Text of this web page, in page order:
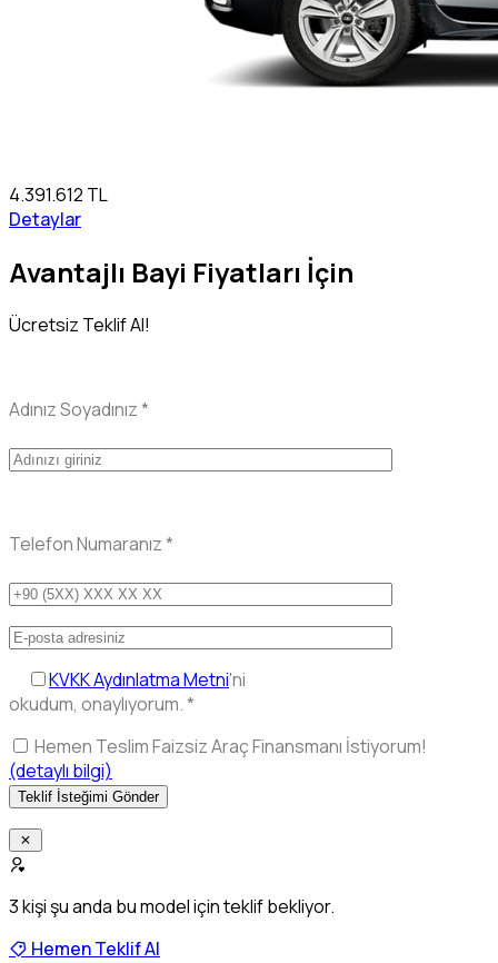
4.391.612 TL
Detaylar
Avantajlı Bayi Fiyatları İçin
Ücretsiz Teklif Al!
Adınız Soyadınız*
Telefon Numaranız*
KVKK Aydınlatma Metni'ni
okudum, onaylıyorum.*
Hemen Teslim Faizsiz Araç Finansmanı İstiyorum!
(detaylı bilgi)
3kişi şu anda bu model için teklif bekliyor.
Hemen Teklif Al